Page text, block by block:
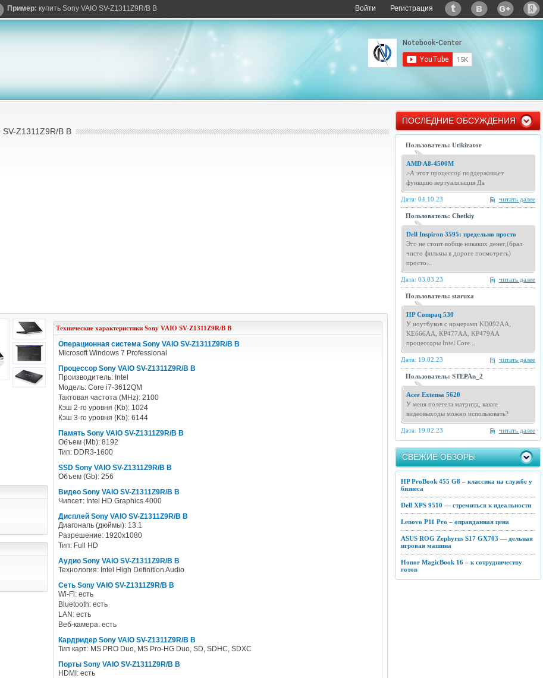
Войти Регистрация
Пример: купить Sony VAIO SV-Z1311Z9R/B B
Z1311Z9R/B B
Технические характеристики Sony VAIO SV-Z1311Z9R/B B
Операционная система Sony VAIO SV-Z1311Z9R/B B
Microsoft Windows 7 Professional
Процессор Sony VAIO SV-Z1311Z9R/B B
Производитель: Intel
Модель: Core i7-3612QM
Тактовая частота (MHz): 2100
Кэш 2-го уровня (Kb): 1024
Кэш 3-го уровня (Kb): 6144
Память Sony VAIO SV-Z1311Z9R/B B
Объем (Mb): 8192
Тип: DDR3-1600
SSD Sony VAIO SV-Z1311Z9R/B B
Объем (Gb): 256
Видео Sony VAIO SV-Z1311Z9R/B B
Чипсет: Intel HD Graphics 4000
Дисплей Sony VAIO SV-Z1311Z9R/B B
Диагональ (дюймы): 13.1
Разрешение: 1920x1080
Тип: Full HD
Аудио Sony VAIO SV-Z1311Z9R/B B
Технология: Intel High Definition Audio
Сеть Sony VAIO SV-Z1311Z9R/B B
Wi-Fi: есть
Bluetooth: есть
LAN: есть
Веб-камера: есть
Кардридер Sony VAIO SV-Z1311Z9R/B B
Тип карт: MS PRO Duo, MS Pro-HG Duo, SD, SDHC, SDXC
Порты Sony VAIO SV-Z1311Z9R/B B
HDMI: есть
ПОСЛЕДНИЕ ОБСУЖДЕНИЯ
Пользователь: Utikizator
AMD A8-4500M
>А этот процессор поддерживает
функцию вертуализация Да
читать далее
Дата: 04.10.23
Пользователь: Chetkiy
Dell Inspiron 3595: предельно просто
Это не стоит вобще никаких денег,(брал
чисто фильмы в дороге посмотреть)
просто...
читать далее
Дата: 03.03.23
Пользователь: staruxa
HP Compaq 530
У ноутбуков с номерами KD092AA,
KE666AA, KP477AA, KP479AA
процессоры Intel Core...
читать далее
Дата: 19.02.23
Пользователь: STEPAn_2
Acer Extensa 5620
У меня полетела матрица, какие
видеовыходы можно использовать?
читать далее
Дата: 19.02.23
СВЕЖИЕ ОБЗОРЫ
HP ProBook 455 G8 – классика на службе у
бизнеса
Dell XPS 9510 — стремиться к идеальности
Lenovo P11 Pro – оправданная цена
ASUS ROG Zephyrus S17 GX703 — дельная
игровая машина
Honor MagicBook 16 – к сотрудничеству
готов